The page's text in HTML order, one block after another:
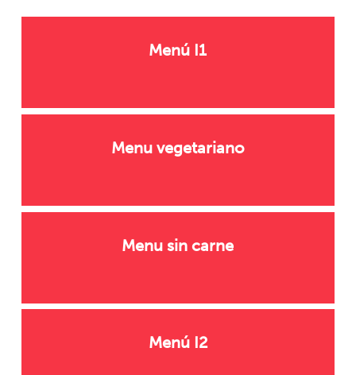
Menú I1
Menu vegetariano
Menu sin carne
Menú I2